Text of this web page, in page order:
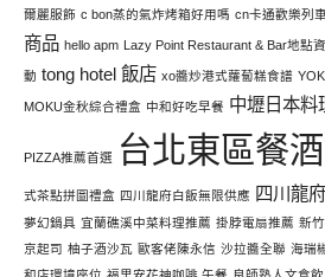
爾麗服飾 c bon蒸的氣炸烤箱好用嗎 cn卡通歡樂列車
商品 hello apm Lazy Point Restaurant & Bar地點
動 tong hotel 飯店 xo醬炒港式蘿蔔糕食譜
MOKU金秋綜合禮盒 中和好吃早餐 中壢日本料
PIZZA推薦首選 台北東區餐
式茶點拼圖禮盒 四川龍府白飯無限供應 四川龍
夢幻鍋具 宜蘭礁溪中菜料理推薦 掛脖電扇推薦 新
京起司 柚子酒沙瓦 歐客佬陳永信 沙拉醬全聯 海瑞